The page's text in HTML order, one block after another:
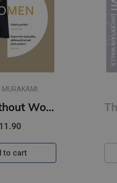
MURAKAMI
Men Without Women
to cart